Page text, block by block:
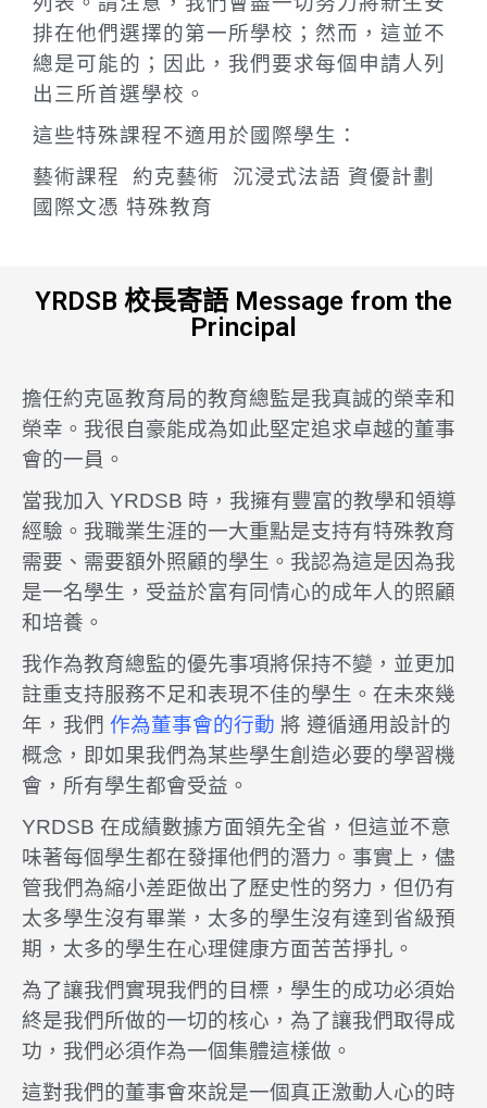
排在他們選擇的第一所學校；然而，這並不
總是可能的；因此，我們要求每個申請人列
出三所首選學校。
這些特殊課程不適用於國際學生：
藝術課程 約克藝術 沉浸式法語 資優計劃
國際文憑 特殊教育
YRDSB 校長寄語 Message from the
Principal
擔任約克區教育局的教育總監是我真誠的榮幸和
榮幸。我很自豪能成為如此堅定追求卓越的董事
會的一員。
當我加入 YRDSB 時，我擁有豐富的教學和領導
經驗。我職業生涯的一大重點是支持有特殊教育
需要、需要額外照顧的學生。我認為這是因為我
是一名學生，受益於富有同情心的成年人的照顧
和培養。
我作為教育總監的優先事項將保持不變，並更加
註重支持服務不足和表現不佳的學生。在未來幾
年，我們 作為董事會的行動 將 遵循通用設計的
概念，即如果我們為某些學生創造必要的學習機
會，所有學生都會受益。
YRDSB 在成績數據方面領先全省，但這並不意
味著每個學生都在發揮他們的潛力。事實上，儘
管我們為縮小差距做出了歷史性的努力，但仍有
太多學生沒有畢業，太多的學生沒有達到省級預
期，太多的學生在心理健康方面苦苦掙扎。
為了讓我們實現我們的目標，學生的成功必須始
終是我們所做的一切的核心，為了讓我們取得成
功，我們必須作為一個集體這樣做。
這對我們的董事會來說是一個真正激動人心的時